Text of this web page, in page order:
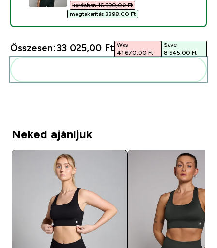
korábban 16 990,00 Ft‎
megtakarítás 3398,00 Ft‎
Összesen:33 025,00 Ft‎ Was
41 670,00 Ft‎
Save
8 645,00 Ft‎
Neked ajánljuk